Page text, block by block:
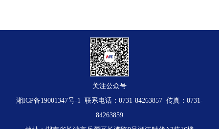
关注公众号
湘ICP备19001347号-1
联系电话：0731-84263857 传真：0731-
84263859